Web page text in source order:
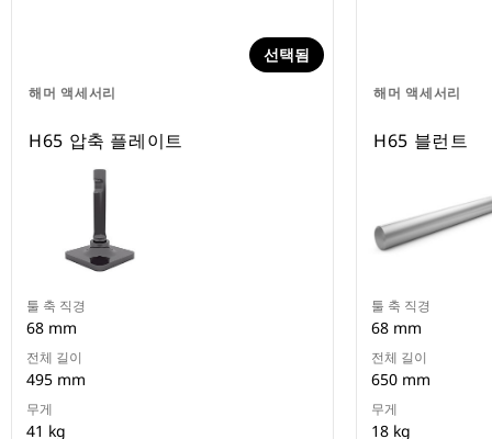
해머 액세서리
선택됨
H65 압축 플레이트
툴 축 직경
68 mm
전체 길이
495 mm
무게
41 kg
해머 액세서리
H65 블런트
툴 축 직경
68 mm
전체 길이
650 mm
무게
18 kg